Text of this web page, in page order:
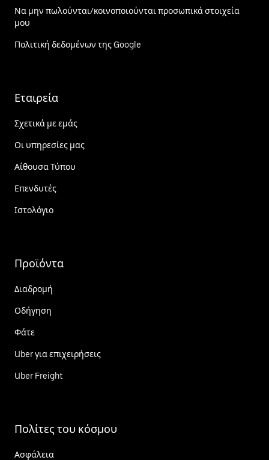
Να μην πωλούνται/κοινοποιούνται προσωπικά στοιχεία
μου
Πολιτική δεδομένων της Google
Εταιρεία
Σχετικά με εμάς
Οι υπηρεσίες μας
Αίθουσα Τύπου
Επενδυτές
Ιστολόγιο
Προϊόντα
Διαδρομή
Οδήγηση
Φάτε
Uber για επιχειρήσεις
Uber Freight
Πολίτες του κόσμου
Ασφάλεια